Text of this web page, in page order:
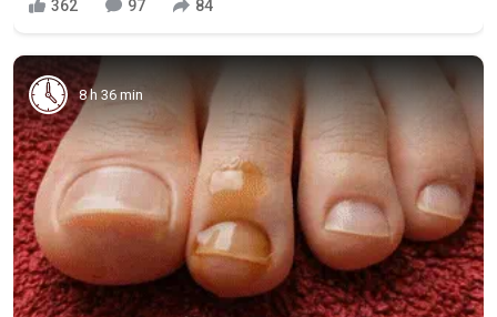
362 97 84
8 h 36 min